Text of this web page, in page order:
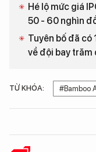
Hé lộ mức giá
50 - 60 nghìn
Tuyên bố đã có
về đội bay trăm
TỪ KHÓA: #Bamboo